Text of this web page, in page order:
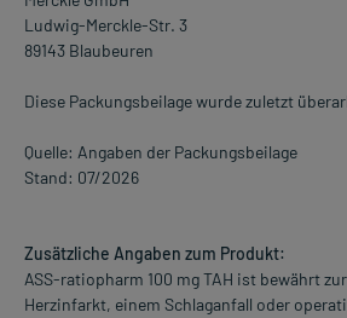
Ludwig-Merckle-Str. 3
89143 Blaubeuren
Diese Packungsbeilage wurde zuletzt
Quelle: Angaben der Packungsbeilage
Stand: 07/2026
Zusätzliche Angaben zum Produkt:
ASS-ratiopharm 100 mg TAH ist bewährt
Herzinfarkt, einem Schlaganfall oder